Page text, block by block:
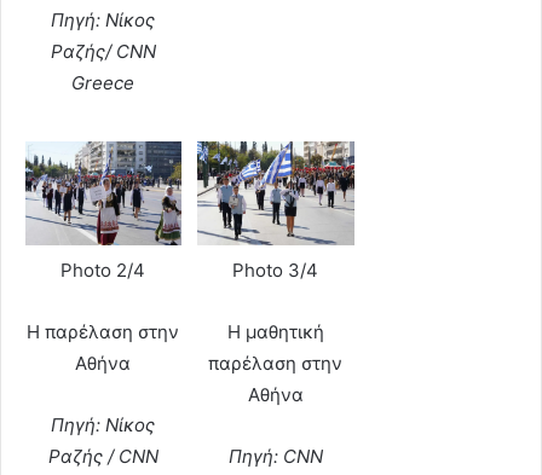
Πηγή: Νίκος
Ραζής/ CNN
Greece
Photo 2/4
Η παρέλαση στην
Αθήνα
Πηγή: Νίκος
Ραζής / CNN
Photo 3/4
Η μαθητική
παρέλαση στην
Αθήνα
Πηγή: CNN